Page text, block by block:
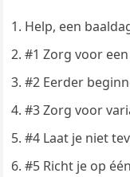
Help, een
#1 Zorg voor
#2 Eerder
#3 Zorg voor
#4 Laat je niet
#5 Richt je op